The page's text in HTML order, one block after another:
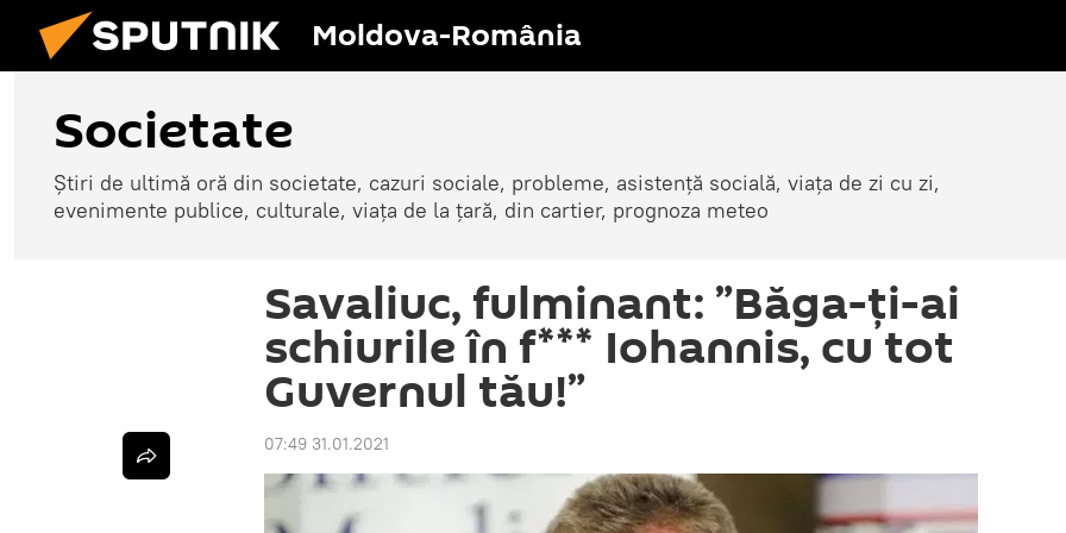
Moldova-România
Societate
Știri de ultimă oră din societate, cazuri sociale, probleme, asistență socială, viața de zi cu zi,
evenimente publice, culturale, viața de la țară, din cartier, prognoza meteo
Savaliuc, fulminant: ”Băga-ți-ai
schiurile în f*** Iohannis, cu tot
Guvernul tău!”
07:49 31.01.2021